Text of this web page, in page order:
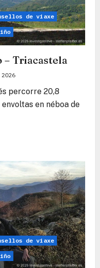
de viaxe
– Triacastela
percorre 20,8
en néboa de
de viaxe